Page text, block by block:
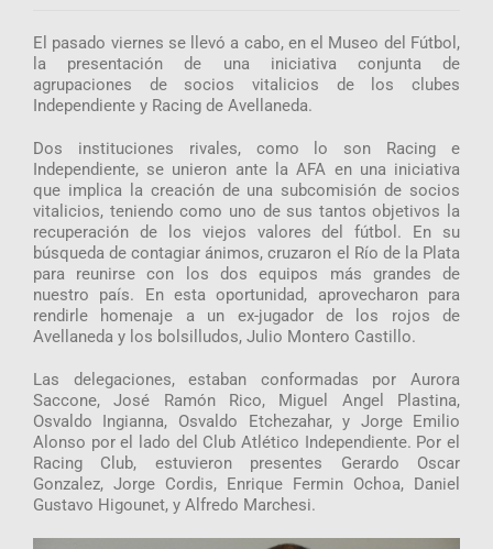
El pasado viernes se llevó a cabo, en el Museo del Fútbol,
la presentación de una iniciativa conjunta de
agrupaciones de socios vitalicios de los clubes
Independiente y Racing de Avellaneda.
Dos instituciones rivales, como lo son Racing e
Independiente, se unieron ante la AFA en una iniciativa
que implica la creación de una subcomisión de socios
vitalicios, teniendo como uno de sus tantos objetivos la
recuperación de los viejos valores del fútbol. En su
búsqueda de contagiar ánimos, cruzaron el Río de la Plata
para reunirse con los dos equipos más grandes de
nuestro país. En esta oportunidad, aprovecharon para
rendirle homenaje a un ex-jugador de los rojos de
Avellaneda y los bolsilludos, Julio Montero Castillo.
Las delegaciones, estaban conformadas por Aurora
Saccone, José Ramón Rico, Miguel Angel Plastina,
Osvaldo Ingianna, Osvaldo Etchezahar, y Jorge Emilio
Alonso por el lado del Club Atlético Independiente. Por el
Racing Club, estuvieron presentes Gerardo Oscar
Gonzalez, Jorge Cordis, Enrique Fermin Ochoa, Daniel
Gustavo Higounet, y Alfredo Marchesi.